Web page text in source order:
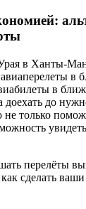
в Ханты-
в
в
доехать до
только
перелёты
сделать